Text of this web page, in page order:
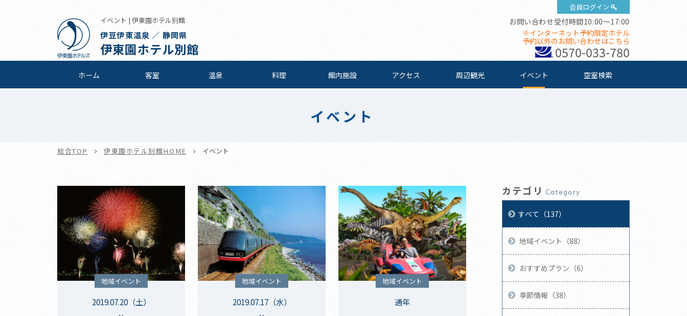
会員ログイン
イベント | 伊東園ホテル別館
伊豆伊東温泉 ／ 静岡県
伊東園ホテル別館
お問い合わせ受付時間10:00～17:00
※インターネット予約限定ホテル
予約以外のお問い合わせはこちら
0570-033-780
ホーム 客室 温泉 料理 館内施設 アクセス 周辺観光 イベント 空室検索
イベント
総合TOP 伊東園ホテル別館HOME イベント
地域イベント
2019.07.20（土）
地域イベント
2019.07.17（水）
地域イベント
通年
カテゴリ Category
すべて（137）
地域イベント（88）
おすすめプラン（6）
季節情報（38）